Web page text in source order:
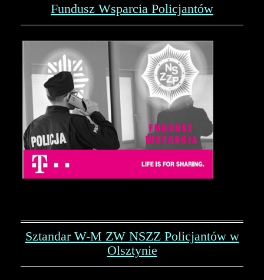
Fundusz Wsparcia Policjantów
Sztandar W-M ZW NSZZ Policjantów w
Olsztynie